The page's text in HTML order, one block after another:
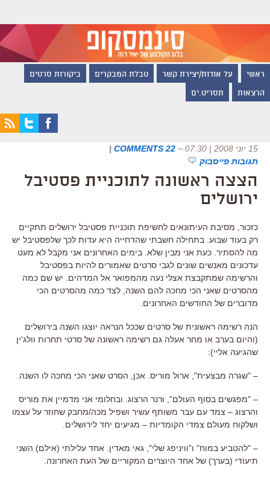
ראשי על אודות/יצירת קשר טבלת המבקרים ביקורות סרטים
הרצאות תסריט.ים
15 יוני 2008 | 07:30 ~
22 COMMENTS
|
תגובות פייסבוק
הצצה ראשונה לתוכניית פסטיבל
ירושלים
כזכור, מסיבת העיתונאים לחשיפת תוכניית פסטיבל ירושלים תתקיים
רק בעוד שבוע. בתחילה חשבתי שהדחייה היא עדות לכך שלפסטיבל יש
מה להסתיר. כעת אני מבין שלא. בימים האחרונים אני מקבל לא מעט
עדכונים מאנשים שונים לגבי סרטים שאמורים להיות בפסטיבל
והרשימה שמתקבצת אצלי נעה מהמפואר אל המדהים. יש שם כמה
מהסרטים שאני הכי מחכה להם השנה, לצד כמה מהסרטים הכי
מדוברים של החודשים האחרונים.
הנה רשימה ראשונית של סרטים שככל הנראה יוצגו השנה בירושלים
(והיום בערב או מחר אעלה גם רשימה ראשונה של סרטי תחרות וולג'ין
שהגיעה אליי):
– "שגרה מבצעית", ארול מוריס. אכן, הסרט שאני הכי מחכה לו השנה.
– "מפגשים בסוף העולם", ורנר הרצוג. ובחלומי אני מדמיין את מוריס
והרצוג – צמד עם עבר משותף עשיר ושפיל מכה/מחבק שחוזר על עצמו
ושלקוח מעולם צמדי הקומדיות – מגיעים יחד לירושלים.
– "להטביע במוח" ו"וויניפג שלי", גאי מאדין. אחד עלילתי (אילם) השני
תיעודי (בערך) של אחד היוצרים המקוריים של העת האחרונה.